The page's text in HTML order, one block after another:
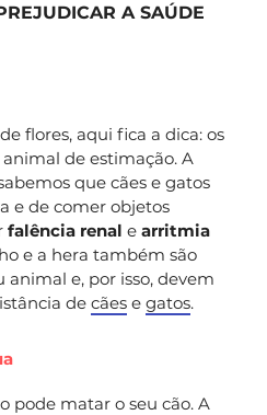
A SAÚDE
flores, aqui fica a dica: os
de estimação. A
que cães e gatos
e de comer objetos
falência renal e arritmia
e a hera também são
animal e, por isso, devem
de cães e gatos.
pode matar o seu cão. A